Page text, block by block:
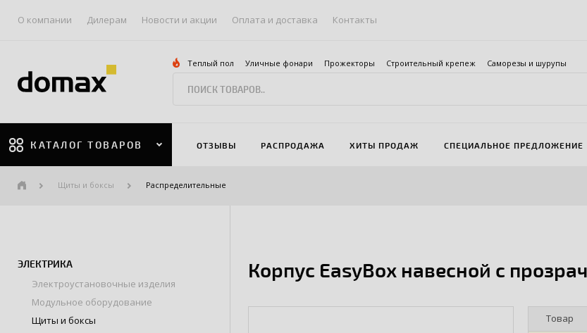
О компании Дилерам Новости и акции Оплата и доставка Контакты
Теплый пол Уличные фонари Прожекторы Строительный крепеж Саморезы и шурупы
КАТАЛОГ ТОВАРОВ ОТЗЫВЫ РАСПРОДАЖА ХИТЫ ПРОДАЖ СПЕЦИАЛЬНОЕ ПРЕДЛОЖЕНИЕ
Щиты и боксы Распределительные
ЭЛЕКТРИКА
Электроустановочные изделия
Модульное оборудование
Щиты и боксы
Корпус EasyBox навесной с
Товар